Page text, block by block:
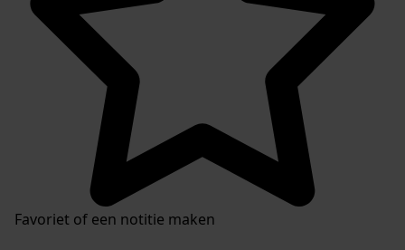
Categorie:
Algemeen bestuur en Politiek
Bevolkingsregistratie
Favoriet of een notitie maken